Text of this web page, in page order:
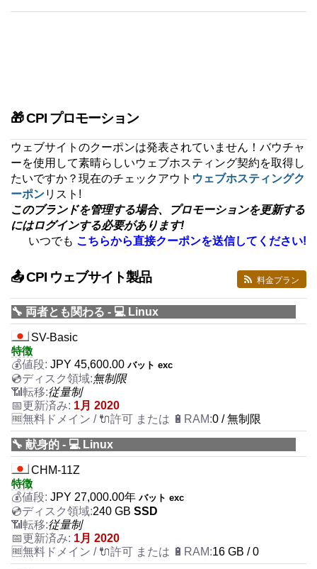
🎁 CPI プロモーション
ウェブサイトのクーポンは発表されていません！バウチャ
ーを使用して素晴らしいウェブホスティング契約を取得し
たいですか？現在のチェックアウト ウェブホスティングク
ーポンリスト!
このブランドを管理する場合、プロモーションを更新する
にはログインする必要があります!
いつでも こちらから直接クーポンを送信してください!
料金プラン
📤 CPI ウェブサイト製品
🔧 両者とも関わる - 💻 Linux
SV-Basic
特徴
JPY 45,600.00 バット exc
無制限
従量制
1月 2020
0 / 無制限
🔧 献身的 - 💻 Linux
CHM-11Z
特徴
JPY 27,000.00年 バット exc
240 GB SSD
従量制
1月 2020
16 GB / 0